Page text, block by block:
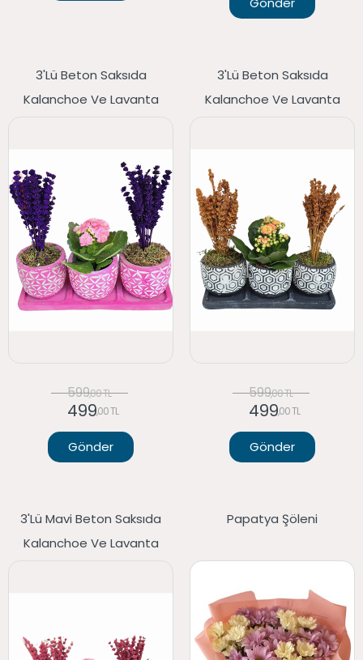
3'lü Beton Saksıda
Kalanchoe Ve Lavanta
599,00 TL
499,00 TL
Gönder
3'lü Beton Saksıda
Kalanchoe Ve Lavanta
599,00 TL
499,00 TL
Gönder
3'lü Mavi Beton Saksıda
Kalanchoe Ve Lavanta
Papatya Şöleni